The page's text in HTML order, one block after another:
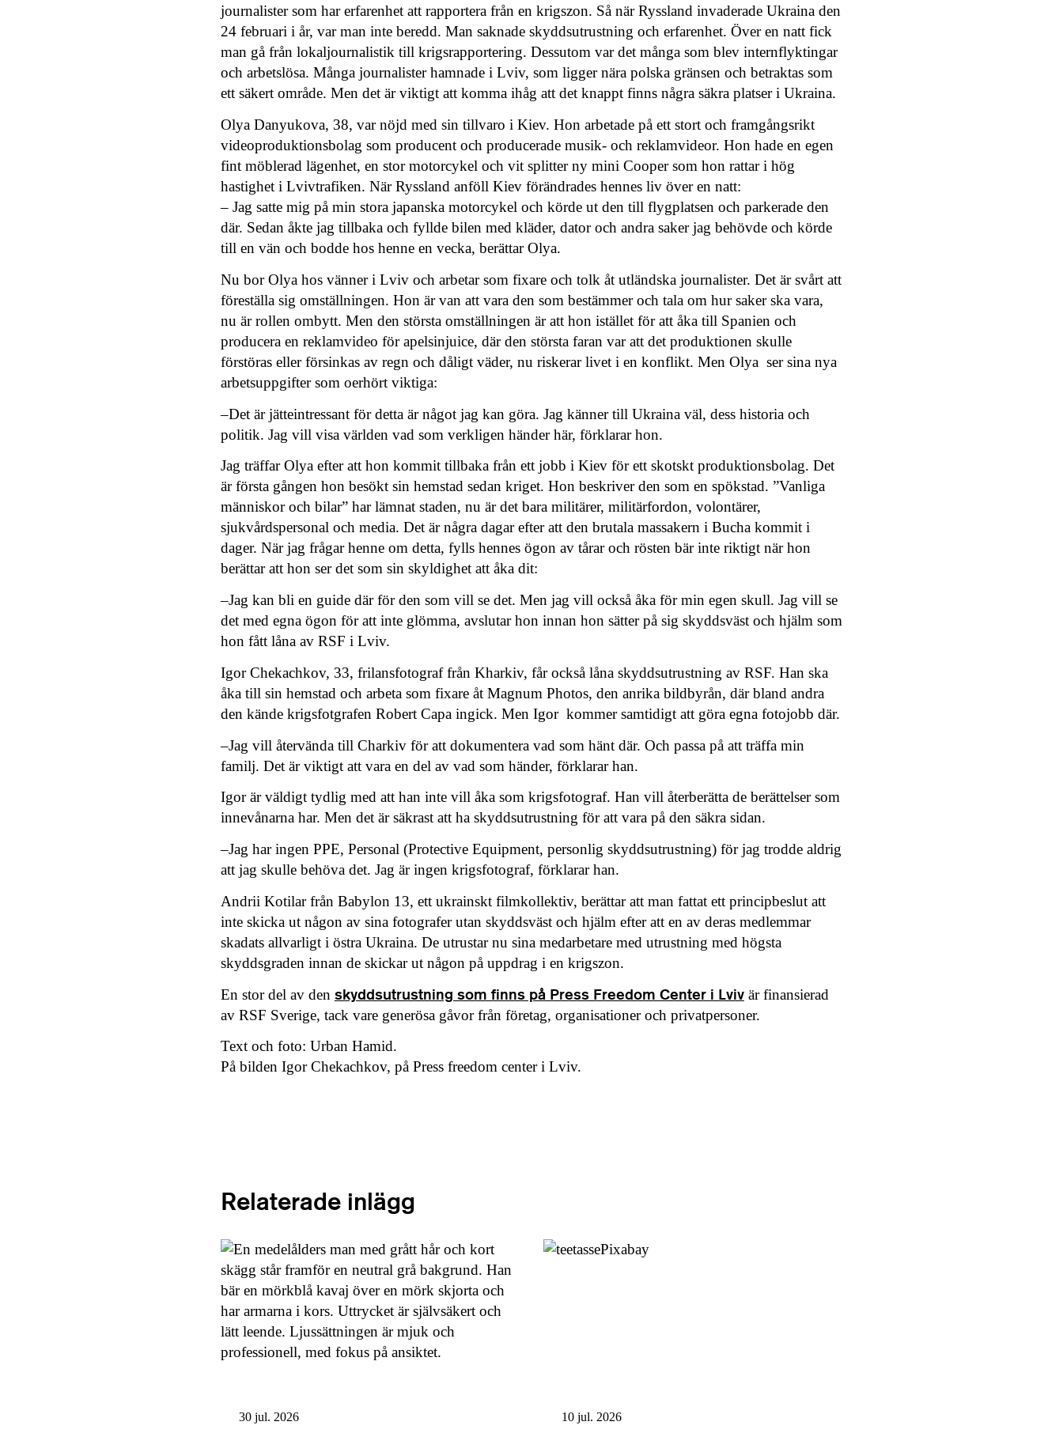
journalister som har erfarenhet att rapportera från en krigszon. Så när Ryssland invaderade Ukraina den
24 februari i år, var man inte beredd. Man saknade skyddsutrustning och erfarenhet. Över en natt fick
man gå från lokaljournalistik till krigsrapportering. Dessutom var det många som blev internflyktingar
och arbetslösa. Många journalister hamnade i Lviv, som ligger nära polska gränsen och betraktas som
ett säkert område. Men det är viktigt att komma ihåg att det knappt finns några säkra platser i Ukraina.
Olya Danyukova, 38, var nöjd med sin tillvaro i Kiev. Hon arbetade på ett stort och framgångsrikt
videoproduktionsbolag som producent och producerade musik- och reklamvideor. Hon hade en egen
fint möblerad lägenhet, en stor motorcykel och vit splitter ny mini Cooper som hon rattar i hög
hastighet i Lvivtrafiken. När Ryssland anföll Kiev förändrades hennes liv över en natt:
– Jag satte mig på min stora japanska motorcykel och körde ut den till flygplatsen och parkerade den
där. Sedan åkte jag tillbaka och fyllde bilen med kläder, dator och andra saker jag behövde och körde
till en vän och bodde hos henne en vecka, berättar Olya.
Nu bor Olya hos vänner i Lviv och arbetar som fixare och tolk åt utländska journalister. Det är svårt att
föreställa sig omställningen. Hon är van att vara den som bestämmer och tala om hur saker ska vara,
nu är rollen ombytt. Men den största omställningen är att hon istället för att åka till Spanien och
producera en reklamvideo för apelsinjuice, där den största faran var att det produktionen skulle
förstöras eller försinkas av regn och dåligt väder, nu riskerar livet i en konflikt. Men Olya ser sina nya
arbetsuppgifter som oerhört viktiga:
–Det är jätteintressant för detta är något jag kan göra. Jag känner till Ukraina väl, dess historia och
politik. Jag vill visa världen vad som verkligen händer här, förklarar hon.
Jag träffar Olya efter att hon kommit tillbaka från ett jobb i Kiev för ett skotskt produktionsbolag. Det
är första gången hon besökt sin hemstad sedan kriget. Hon beskriver den som en spökstad. ”Vanliga
människor och bilar” har lämnat staden, nu är det bara militärer, militärfordon, volontärer,
sjukvårdspersonal och media. Det är några dagar efter att den brutala massakern i Bucha kommit i
dager. När jag frågar henne om detta, fylls hennes ögon av tårar och rösten bär inte riktigt när hon
berättar att hon ser det som sin skyldighet att åka dit:
–Jag kan bli en guide där för den som vill se det. Men jag vill också åka för min egen skull. Jag vill se
det med egna ögon för att inte glömma, avslutar hon innan hon sätter på sig skyddsväst och hjälm som
hon fått låna av RSF i Lviv.
Igor Chekachkov, 33, frilansfotograf från Kharkiv, får också låna skyddsutrustning av RSF. Han ska
åka till sin hemstad och arbeta som fixare åt Magnum Photos, den anrika bildbyrån, där bland andra
den kände krigsfotgrafen Robert Capa ingick. Men Igor kommer samtidigt att göra egna fotojobb där.
–Jag vill återvända till Charkiv för att dokumentera vad som hänt där. Och passa på att träffa min
familj. Det är viktigt att vara en del av vad som händer, förklarar han.
Igor är väldigt tydlig med att han inte vill åka som krigsfotograf. Han vill återberätta de berättelser som
innevånarna har. Men det är säkrast att ha skyddsutrustning för att vara på den säkra sidan.
–Jag har ingen PPE, Personal (Protective Equipment, personlig skyddsutrustning) för jag trodde aldrig
att jag skulle behöva det. Jag är ingen krigsfotograf, förklarar han.
Andrii Kotilar från Babylon 13, ett ukrainskt filmkollektiv, berättar att man fattat ett principbeslut att
inte skicka ut någon av sina fotografer utan skyddsväst och hjälm efter att en av deras medlemmar
skadats allvarligt i östra Ukraina. De utrustar nu sina medarbetare med utrustning med högsta
skyddsgraden innan de skickar ut någon på uppdrag i en krigszon.
En stor del av den skyddsutrustning som finns på Press Freedom Center i Lvivär finansierad
av RSF Sverige, tack vare generösa gåvor från företag, organisationer och privatpersoner.
Text och foto: Urban Hamid.
På bilden Igor Chekachkov, på Press freedom center i Lviv.
Relaterade inlägg
30 jul. 2026 10 jul. 2026